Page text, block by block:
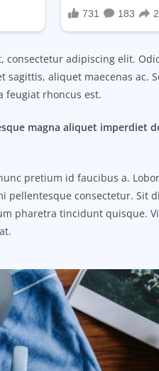
consectetur adipiscing elit.
sagittis, aliquet maecenas ac.
feugiat rhoncus est.
magna aliquet imperdiet
pretium id faucibus a.
pellentesque consectetur. Sit
pharetra tincidunt quisque.